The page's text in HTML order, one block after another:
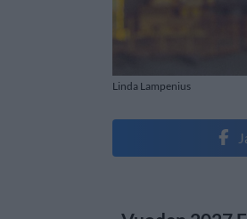
Linda Lampenius